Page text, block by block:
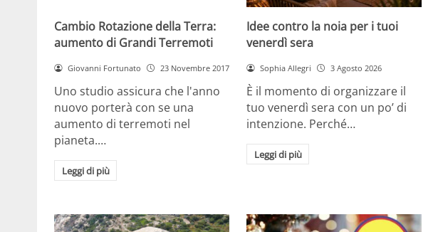
Cambio Rotazione della Terra:
aumento di Grandi Terremoti
Giovanni Fortunato 23 Novembre 2017
Uno studio assicura che l'anno
nuovo porterà con se una
aumento di terremoti nel
pianeta.…
Leggi di più
Idee contro la noia per i tuoi
venerdì sera
Sophia Allegri 3 Agosto 2026
È il momento di organizzare il
tuo venerdì sera con un po’ di
intenzione. Perché…
Leggi di più